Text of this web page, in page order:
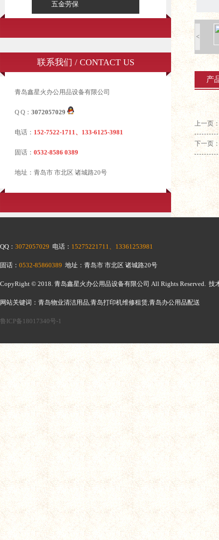
五金劳保
联系我们 / CONTACT US
青岛鑫星火办公用品设备有限公司
Q Q： 3072057029
电话： 152-7522-1711、133-6125-3981
固话： 0532-8586 0389
地址：青岛市 市北区 诸城路20号
<
产
上一页
下一页
QQ： 3072057029 电话： 15275221711、13361253981
固话： 0532-85860389 地址：青岛市 市北区 诸城路20号
CopyRight © 2018. 青岛鑫星火办公用品设备有限公司 All Rights Reserved. 技
网站关键词：青岛物业清洁用品,青岛打印机维修租赁,青岛办公用品配送
鲁ICP备18017340号-1